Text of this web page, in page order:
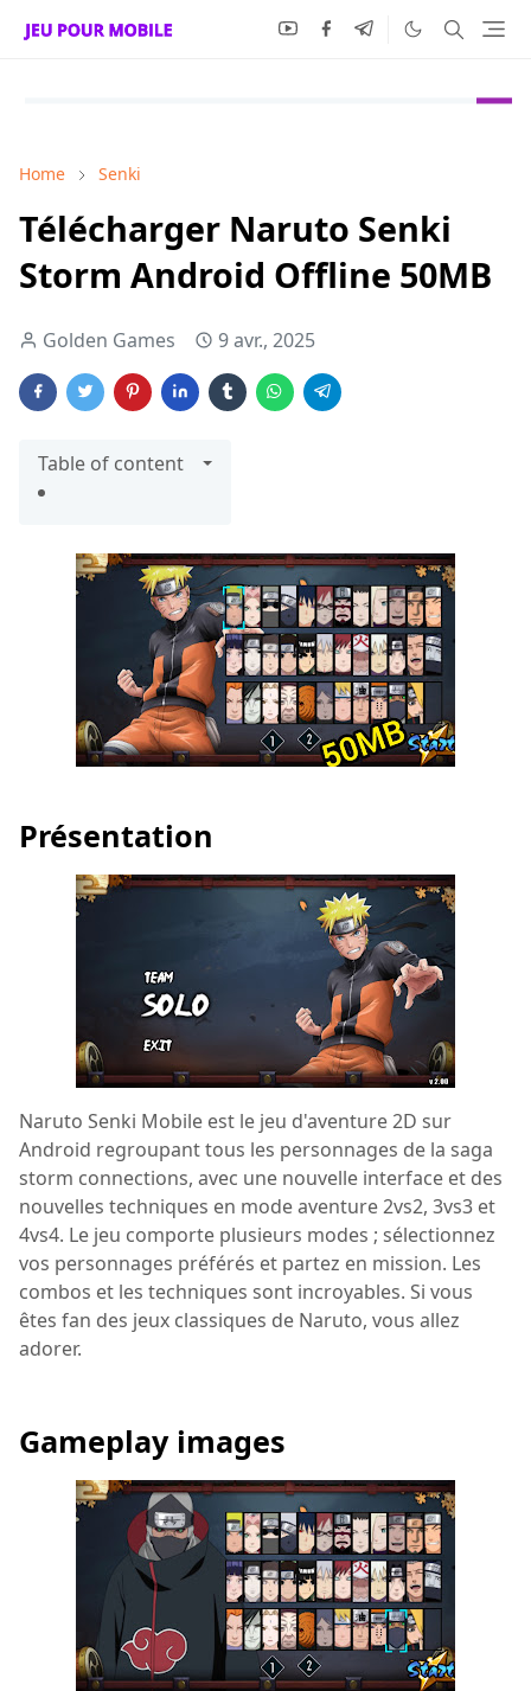
Home Senki
Télécharger Naruto Senki
Storm Android Offline 50MB
Golden Games 9 avr., 2025
Table of content
Présentation
Naruto Senki Mobile est le jeu d'aventure 2D sur
Android regroupant tous les personnages de la saga
storm connections, avec une nouvelle interface et des
nouvelles techniques en mode aventure 2vs2, 3vs3 et
4vs4. Le jeu comporte plusieurs modes ; sélectionnez
vos personnages préférés et partez en mission. Les
combos et les techniques sont incroyables. Si vous
êtes fan des jeux classiques de Naruto, vous allez
adorer.
Gameplay images